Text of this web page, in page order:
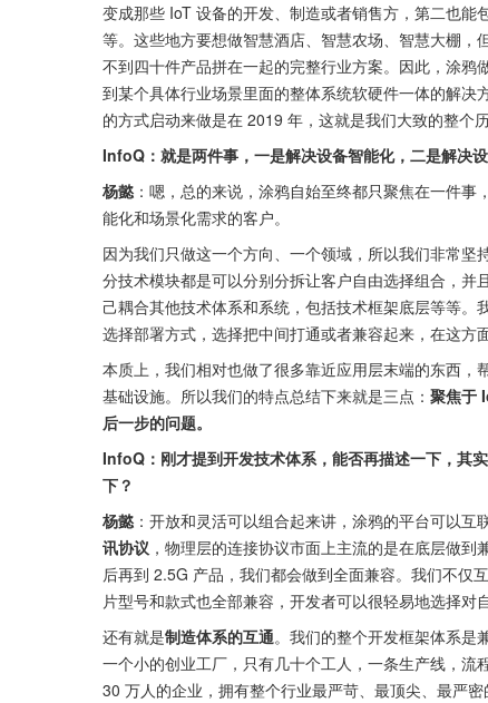
变成那些 IoT 设备的开发、制造或者销售方，第二也
等。这些地方要想做智慧酒店、智慧农场、智慧大棚
不到四十件产品拼在一起的完整行业方案。因此，涂
到某个具体行业场景里面的整体系统软硬件一体的解
的方式启动来做是在 2019 年，这就是我们大致的整个历
InfoQ：就是两件事，一是解决设备智能化，二是解决设
杨懿 ：嗯，总的来说，涂鸦自始至终都只聚焦在一件
能化和场景化需求的客户。
因为我们只做这一个方向、一个领域，所以我们非常
分技术模块都是可以分别分拆让客户自由选择组合，并
己耦合其他技术体系和系统，包括技术框架底层等等
选择部署方式，选择把中间打通或者兼容起来，在这方
本质上，我们相对也做了很多靠近应用层末端的东西
基础设施。所以我们的特点总结下来就是三点： 聚焦于
后一步的问题。
InfoQ：刚才提到开发技术体系，能否再描述一下，其
下？
杨懿 ：开放和灵活可以组合起来讲，涂鸦的平台可以
讯协议 ，物理层的连接协议市面上主流的是在底层做
后再到 2.5G 产品，我们都会做到全面兼容。我们不仅
片型号和款式也全部兼容，开发者可以很轻易地选择对
还有就是制造体系的互通。我们的整个开发框架体系是
一个小的创业工厂，只有几十个工人，一条生产线，
30 万人的企业，拥有整个行业最严苛、最顶尖、最严